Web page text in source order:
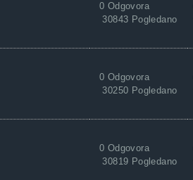
0 Odgovora
30843 Pogledano
0 Odgovora
30250 Pogledano
0 Odgovora
30819 Pogledano